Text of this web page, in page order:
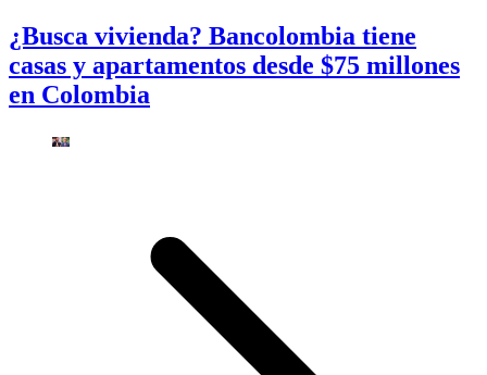
¿Busca vivienda? Bancolombia tiene
casas y apartamentos desde $75 millones
en Colombia